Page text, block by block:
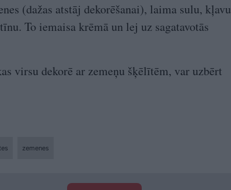
(dažas atstāj deko­rēšanai), laima sulu, kļavu
To iemaisa krēmā un lej uz sagatavotās
virsu dekorē ar zemeņu šķēlītēm, var uzbērt
zemenes